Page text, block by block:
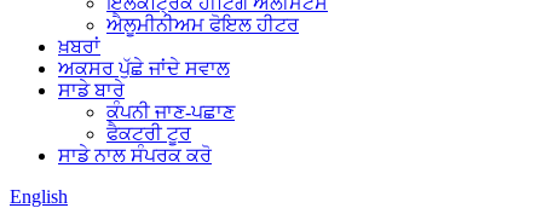
ਐਲੂਮੀਨੀਅਮ ਫੋਇਲ ਹੀਟਰ
ਖ਼ਬਰਾਂ
ਅਕਸਰ ਪੁੱਛੇ ਜਾਂਦੇ ਸਵਾਲ
ਸਾਡੇ ਬਾਰੇ
ਕੰਪਨੀ ਜਾਣ-ਪਛਾਣ
ਫੈਕਟਰੀ ਟੂਰ
ਸਾਡੇ ਨਾਲ ਸੰਪਰਕ ਕਰੋ
English